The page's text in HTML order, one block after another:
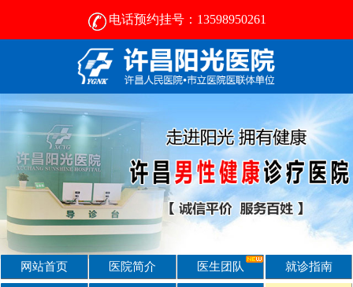
电话预约挂号：13598950261
许昌比较好的男性医院-2024正规男科医院排名-许昌阳光医院
网站首页 医院简介 医生团队 就诊指南